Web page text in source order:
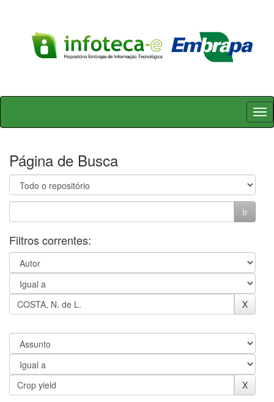
Skip
Página de Busca
Filtros correntes: